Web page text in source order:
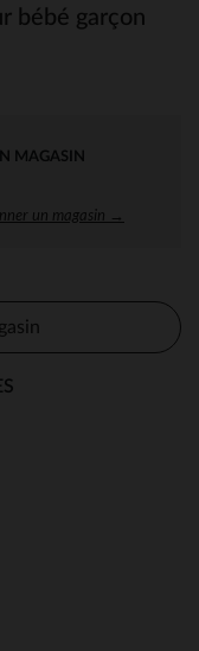
bébé garçon
MAGASIN
un magasin →